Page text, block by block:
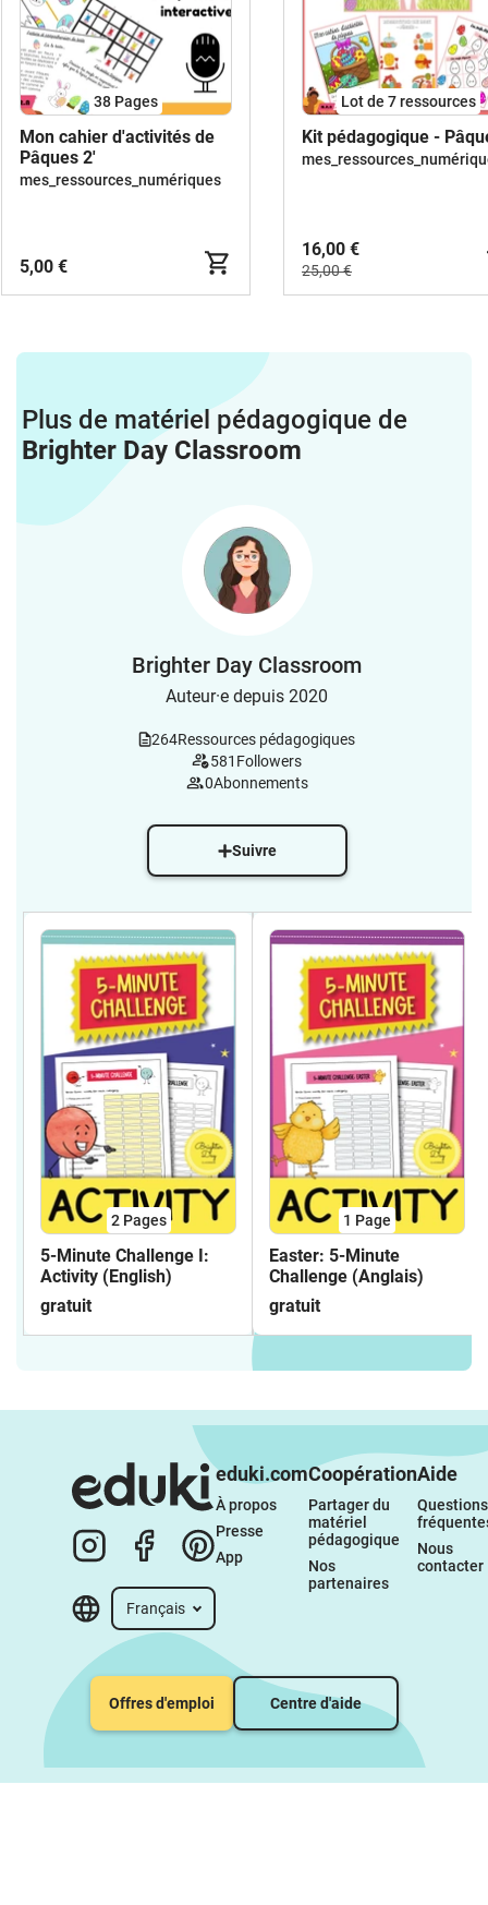
38 Pages
Mon cahier d'activités de
Pâques 2'
mes_ressources_numériques
5,00 €
Lot de 7 ressources
Kit pédagogique -
16,00 €
25,00 €
Plus de matériel pédagogique de
Brighter Day Classroom
Brighter Day Classroom
Auteur·e depuis 2020
264Ressources pédagogiques
581 Followers
0Abonnements
Suivre
2 Pages
5-Minute Challenge I:
Activity (English)
gratuit
1 Page
Easter: 5-Minute
Challenge (Anglais)
gratuit
Français
eduki.com
À propos
Presse
App
Coopération
Partager du
matériel
pédagogique
Nos
partenaires
Aide
Questions
Nous
contacter
Offres d'emploi Centre d'aide